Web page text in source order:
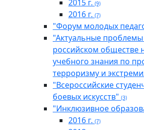
2015 г. (9)
2016 г. (7)
"Форум молодых
"Актуальные
российском обществе
учебного знания по
терроризму и
"Всероссийские
боевых искусств" (3)
"Инклюзивное
2016 г. (7)